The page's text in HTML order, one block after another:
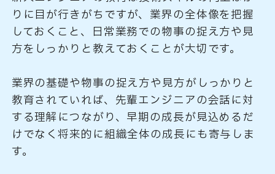
りに目が行きがちですが、業界の全体像を把握
しておくこと、日常業務での物事の捉え方や見
方をしっかりと教えておくことが大切です。
業界の基礎や物事の捉え方や見方がしっかりと
教育されていれば、先輩エンジニアの会話に対
する理解につながり、早期の成長が見込めるだ
けでなく将来的に組織全体の成長にも寄与しま
す。